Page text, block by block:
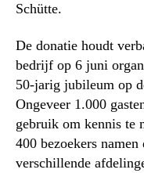
Schütte.
De donatie houdt
bedrijf op 6 juni
50-jarig jubileum op
Ongeveer 1.000
gebruik om kennis te
400 bezoekers
verschillende